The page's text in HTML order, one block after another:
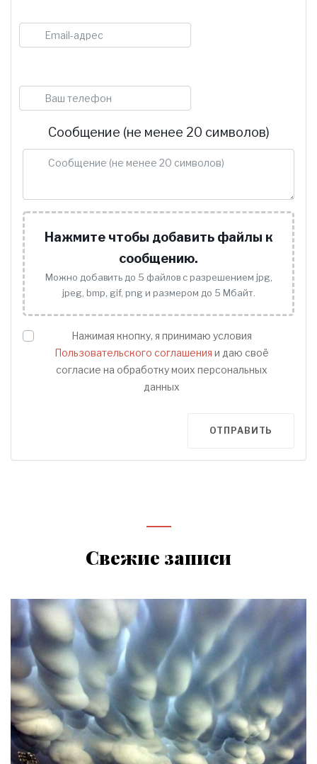
Сообщение (не менее 20 символов)
Нажмите чтобы добавить файлы к
сообщению.
Можно добавить до 5 файлов с разрешением jpg,
jpeg, bmp, gif, png и размером до 5 Мбайт.
Нажимая кнопку, я принимаю условия
Пользовательского соглашения и даю своё
согласие на обработку моих персональных
данных
ОТПРАВИТЬ
Свежие записи